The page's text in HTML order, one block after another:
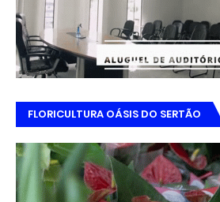
FLORICULTURA OÁSIS DO SERTÃO